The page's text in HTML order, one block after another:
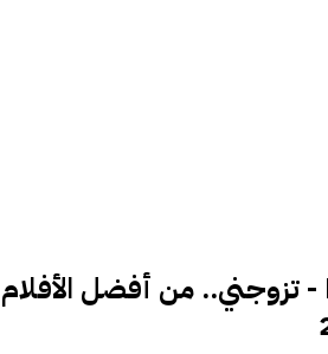
فيلم Marry Me - تزوجني.. من أفضل الأفلام